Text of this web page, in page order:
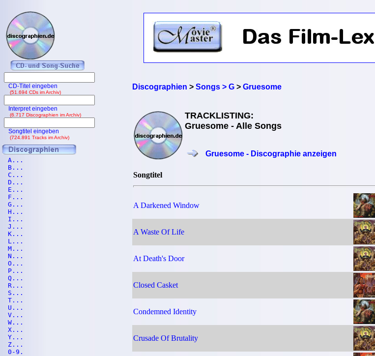
Discographien > Songs > G> Gruesome
TRACKLISTING:
Gruesome - Alle Songs
Gruesome - Discographie anzeigen
Songtitel
A Darkened Window
A Waste Of Life
At Death's Door
Closed Casket
Condemned Identity
Crusade Of Brutality
CD-Titel eingeben
(51.694 CDs im Archiv)
Interpret eingeben
(6.717 Discographien im Archiv)
Songtitel eingeben
(724.891 Tracks im Archiv)
A...
B...
C...
D...
E...
F...
G...
H...
I...
J...
K...
L...
M...
N...
O...
P...
Q...
R...
S...
T...
U...
V...
W...
X...
Y...
Z...
0-9.